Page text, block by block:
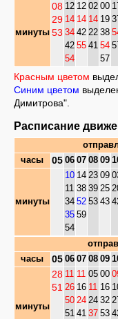
минуты
08
29
53
12
14
34
42
54
12
14
42
55
02
14
22
41
00
19
38
54
57
Красным цветом
Синим цветом
Димитрова".
Расписание
часы
05 06 07 08 09
минуты
10
11
34
35
54
14
38
52
59
23
39
53
09
25
43
часы
05 06 07 08 09
минуты
28
51
11
26
50
51
11
16
24
41
05
11
24
37
00
16
32
53